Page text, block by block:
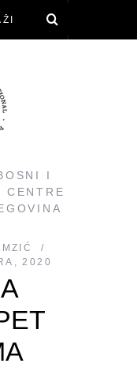
I
CENTRE
2020